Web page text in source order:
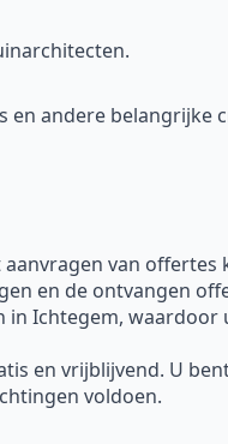
en andere belangrijke
van
en de ontvangen
Ichtegem,
en vrijblijvend. U
voldoen.